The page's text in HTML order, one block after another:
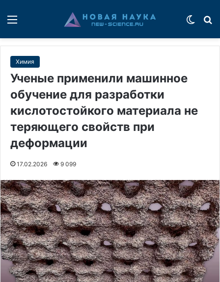
Химия
Ученые применили машинное
обучение для разработки
кислотостойкого материала не
теряющего свойств при
деформации
17.02.2026 9 099